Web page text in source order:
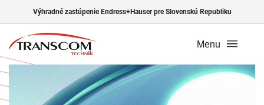
Výhradné zastúpenie Endress+Hauser pre Slovenskú Republiku
Menu